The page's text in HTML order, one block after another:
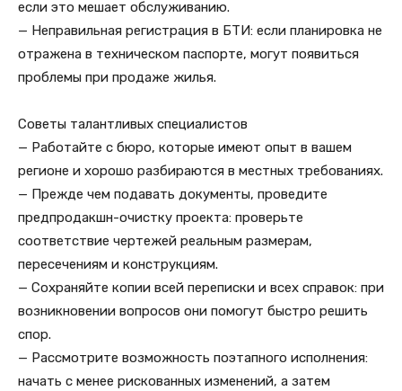
если это мешает обслуживанию.
— Неправильная регистрация в БТИ: если планировка не
отражена в техническом паспорте, могут появиться
проблемы при продаже жилья.
Советы талантливых специалистов
— Работайте с бюро, которые имеют опыт в вашем
регионе и хорошо разбираются в местных требованиях.
— Прежде чем подавать документы, проведите
предпродакшн-очистку проекта: проверьте
соответствие чертежей реальным размерам,
пересечениям и конструкциям.
— Сохраняйте копии всей переписки и всех справок: при
возникновении вопросов они помогут быстро решить
спор.
— Рассмотрите возможность поэтапного исполнения:
начать с менее рискованных изменений, а затем